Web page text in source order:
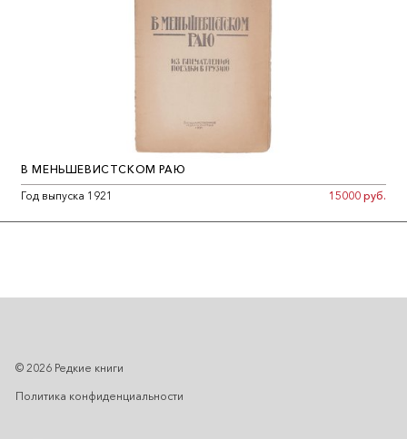
В МЕНЬШЕВИСТСКОМ РАЮ
Год выпуска 1921
15000 руб.
© 2026 Редкие книги
Политика конфиденциальности